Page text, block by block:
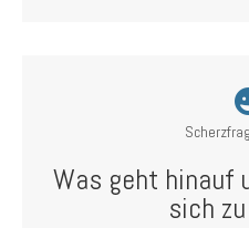
Was geht hinauf
sich